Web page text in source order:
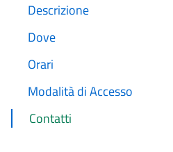
Descrizione
Dove
Orari
Modalità di Accesso
Contatti